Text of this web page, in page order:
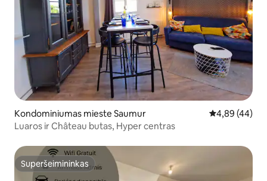
Kondominiumas mieste Saumur Vidutinis
4,89 (44)
Luaros ir Château butas, Hyper centras
Superšeimininkas
Superšeimininkas